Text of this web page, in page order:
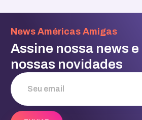
News Américas Amigas
Assine nossa news
nossas novidades